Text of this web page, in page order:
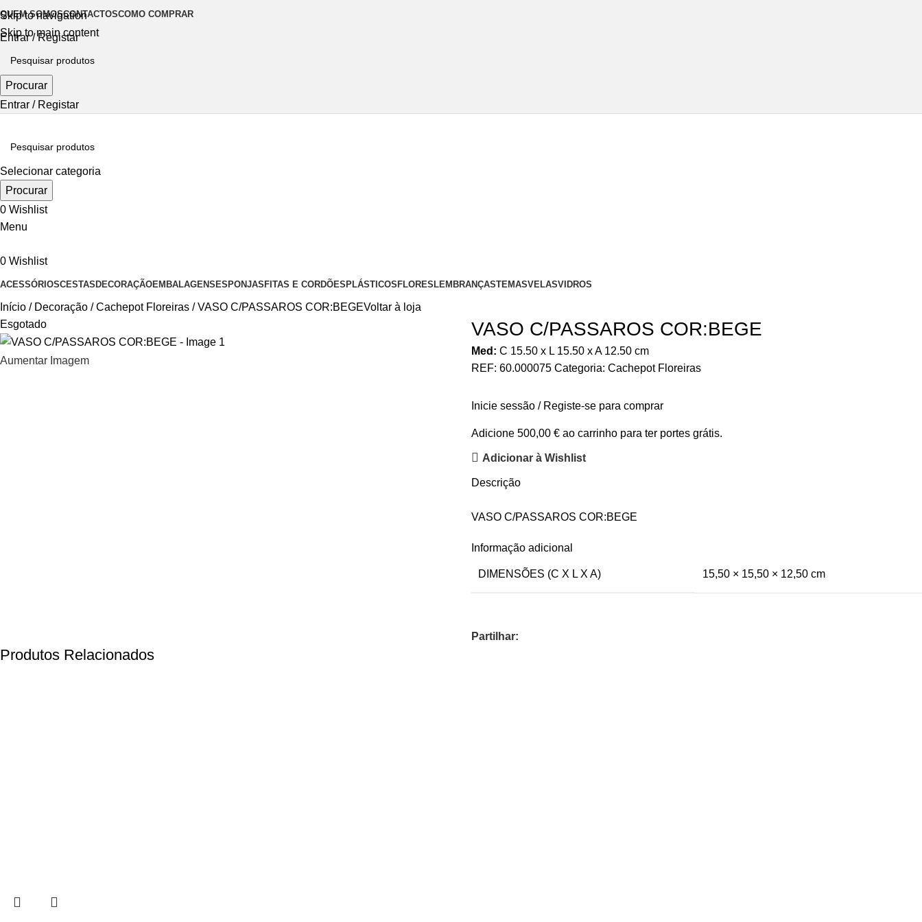
Skip to navigation
Skip to main content
QUEM SOMOSCONTACTOSCOMO COMPRAR
Entrar / Registar
Procurar
Entrar / Registar
Selecionar categoria
Procurar
0 Wishlist
Menu
0 Wishlist
ACESSÓRIOSCESTASDECORAÇÃOEMBALAGENSESPONJASFITAS E CORDÕESPLÁSTICOSFLORESLEMBRANÇASTEMASVELASVIDROS
Início Decoração Cachepot Floreiras VASO C/PASSAROS COR:BEGEVoltar à loja
Esgotado
Aumentar Imagem
VASO C/PASSAROS COR:BEGE
Med: C 15.50 x L 15.50 xA 12.50 cm
REF: 60.000075 Categoria: Cachepot Floreiras
Inicie sessão / Registe-se para comprar
Adicione 500,00 € ao carrinho para ter portes grátis.
Adicionar à Wishlist
Descrição
VASO C/PASSAROS COR:BEGE
Informação adicional
DIMENSÕES (C X L X A) 15,50 × 15,50 × 12,50 cm
Partilhar:
Produtos Relacionados